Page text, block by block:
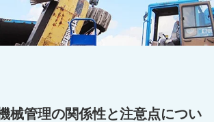
械管理の関係性と注意点につい